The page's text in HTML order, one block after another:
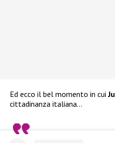
Ed ecco il bel momento in cui
cittadinanza italiana…